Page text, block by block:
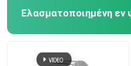
Βίντεο